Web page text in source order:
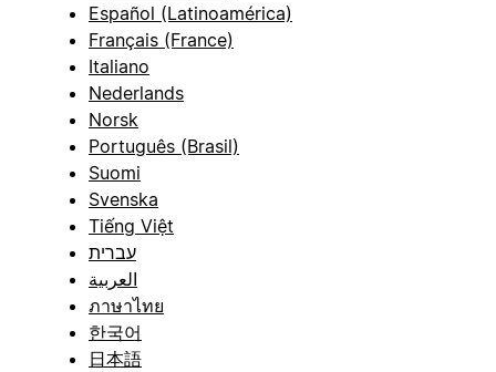
Español (Latinoamérica)
Français (France)
Italiano
Nederlands
Norsk
Português (Brasil)
Suomi
Svenska
Tiếng Việt
עברית
العربية
ภาษาไทย
한국어
日本語